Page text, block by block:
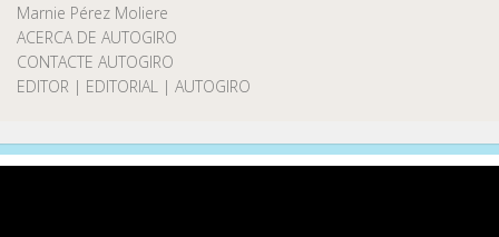
Marnie Pérez Moliere
ACERCA DE AUTOGIRO
CONTACTE AUTOGIRO
EDITOR | EDITORIAL | AUTOGIRO